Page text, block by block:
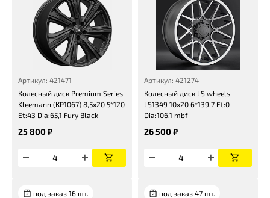
Артикул: 421471
Колесный диск Premium Series
Kleemann (КР1067) 8,5x20 5*120
Et:43 Dia:65,1 Fury Black
25 800 ₽
Артикул: 421274
Колесный диск LS wheels
LS1349 10x20 6*139,7 Et:0
Dia:106,1 mbf
26 500 ₽
под заказ 16 шт. под заказ 47 шт.